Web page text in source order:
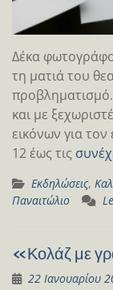
Δέκα
τη ματιά του
προβληματισμό.
και με
εικόνων για τον
12 έως τις
Εκδηλώσεις,
Παναιτώλιο
«Κολάζ με
22 Ιανουαρίου